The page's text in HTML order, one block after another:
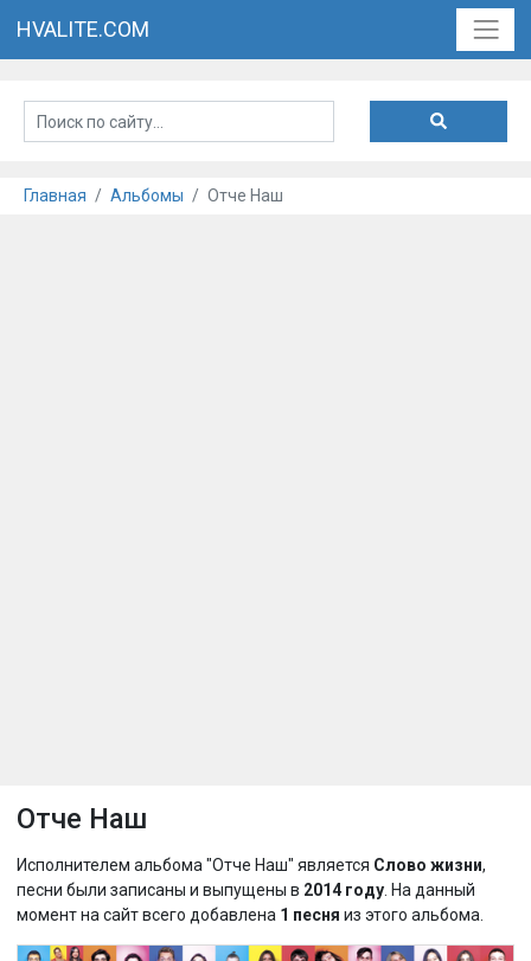
HVALITE.COM
Главная Альбомы Отче Наш
Отче Наш
Исполнителем альбома "Отче Наш" является Слово жизни,
песни были записаны и выпущены в 2014 году . На данный
момент на сайт всего добавлена 1 песня из этого альбома.